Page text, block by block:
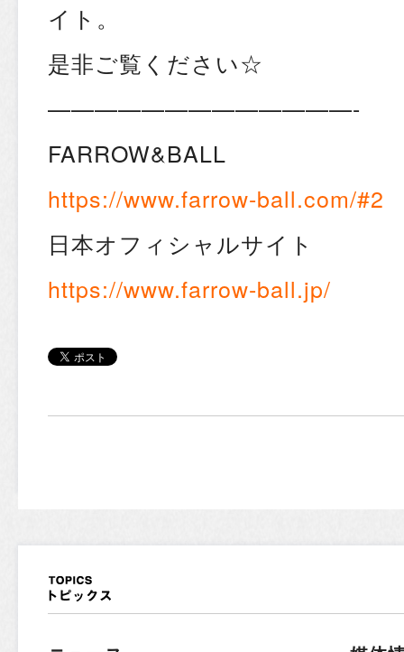
イト。
是非ご覧ください☆
—————————————-
FARROW&BALL
https://www.farrow-ball.com/#2
日本オフィシャルサイト
https://www.farrow-ball.jp/